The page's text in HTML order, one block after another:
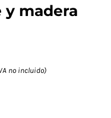
madera
no incluido)